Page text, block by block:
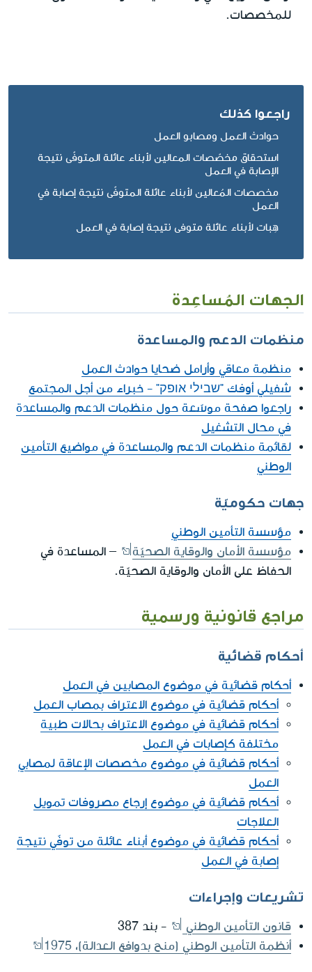
للمخصصات.
راجعوا كذلك
حوادث العمل ومصابو العمل
استحقاق مخصّصات المعالين لأبناء عائلة المتوفّى نتيجة
الإصابة في العمل
مخصصات المُعالين لأبناء عائلة المتوفّى نتيجة إصابة في
العمل
هِبات لأبناء عائلة متوفى نتيجة إصابة في العمل
الجهات المُساعِدة
منظمات الدعم والمساعدة
منظمة معاقي وأرامل ضحايا حوادث العمل
شفيلي أوفك "שבילי אופק" - خبراء من أجل المجتمع
راجعوا صفحة موسّعة حول منظمات الدعم والمساعدة
في محال التشغيل
لقائمة منظمات الدعم والمساعدة في مواضيع التأمين
الوطني
جهات حكوميّة
مؤسسة التأمين الوطني
مؤسسة الأمان والوقاية الصحيّة
– المساعدة في
الحفاظ على الأمان والوقاية الصحيّة.
مراجع قانونية ورسمية
أحكام قضائية
أحكام قضائية في موضوع المصابين في العمل
أحكام قضائية في موضوع الاعتراف بمصاب العمل
أحكام قضائية في موضوع الاعتراف بحالات طبية
مختلفة كإصابات في العمل
أحكام قضائية في موضوع مخصصات الإعاقة لمصابي
العمل
أحكام قضائية في موضوع إرجاع مصروفات تمويل
العلاجات
أحكام قضائية في موضوع أبناء عائلة من توفّي نتيجة
إصابة في العمل
تشريعات وإجراءات
قانون التأمين الوطني
- بند 387
أنظمة التأمين الوطني (منح بدوافع العدالة)، 1975